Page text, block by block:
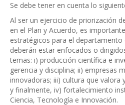
Se debe tener en cuenta lo
Al ser un ejercicio de priorización
en el Plan y Acuerdo, es
estratégicos para el
deberán estar enfocados o
temas: i) producción científica e
gerencia y disciplina; ii) empresas
innovadoras; iii) cultura que valora
y finalmente, iv) fortalecimiento
Ciencia, Tecnología e Innovación.